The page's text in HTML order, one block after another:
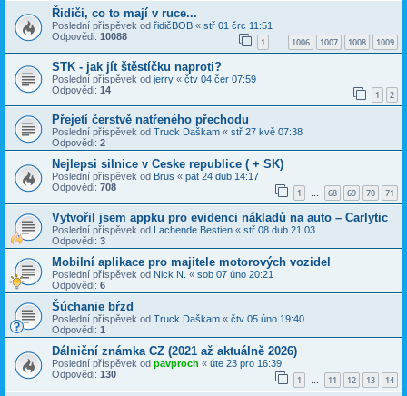
Řidiči, co to mají v ruce...
Poslední příspěvek od řidičBOB « stř 01 črc 11:51
Odpovědi: 10088 1 … 1006 1007 1008 1009
STK - jak jít štěstíčku naproti?
Poslední příspěvek od jerry « čtv 04 čer 07:59
Odpovědi: 14 1 2
Přejetí čerstvě natřeného přechodu
Poslední příspěvek od Truck Daškam « stř 27 kvě 07:38
Odpovědi: 2
Nejlepsi silnice v Ceske republice ( + SK)
Poslední příspěvek od Brus « pát 24 dub 14:17
Odpovědi: 708 1 … 68 69 70 71
Vytvořil jsem appku pro evidenci nákladů na auto – Carlytic
Poslední příspěvek od Lachende Bestien « stř 08 dub 21:03
Odpovědi: 3
Mobilní aplikace pro majitele motorových vozidel
Poslední příspěvek od Nick N. « sob 07 úno 20:21
Odpovědi: 6
Šúchanie bŕzd
Poslední příspěvek od Truck Daškam « čtv 05 úno 19:40
Odpovědi: 1
Dálniční známka CZ (2021 až aktuálně 2026)
Poslední příspěvek od pavproch « úte 23 pro 16:39
Odpovědi: 130 1 … 11 12 13 14